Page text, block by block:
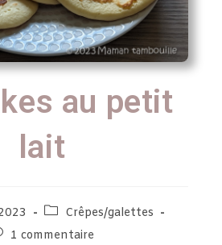
au petit
lait
Crêpes/galettes
1 commentaire